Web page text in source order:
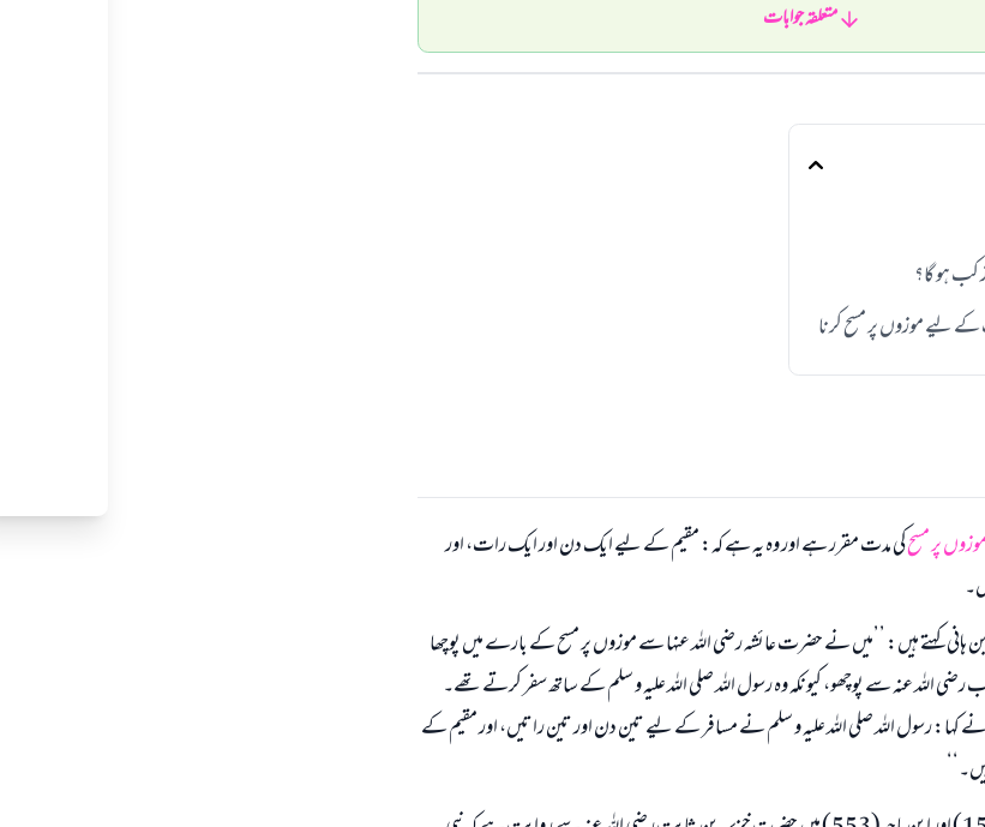
متعلقہ جوابات
کب ہو گا؟
لیے موزوں پر مسح کرنا
موزوں پر مسحکی مدت مقرر ہے اور وہ یہ ہے کہ: مقیم کے لیے ایک دن اور ایک رات، اور
(276) میں شریح بن ہانی کہتے ہیں: ’’میں نے حضرت عائشہ رضی اللہ عنہا سے موزوں پر مسح کے بارے میں پوچھا
رضی اللہ عنہ سے پوچھو، کیونکہ وہ رسول اللہ صلی اللہ علیہ و سلم کے ساتھ سفر کرتے تھے۔
رسول اللہ صلی اللہ علیہ و سلم نے مسافر کے لیے تین دن اور تین راتیں، اور مقیم کے